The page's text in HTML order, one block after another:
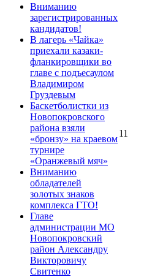
Вниманию
зарегистрированных
кандидатов!
В лагерь «Чайка»
приехали казаки-
фланкировщики во
главе с подъесаулом
Владимиром
Груздевым
Баскетболистки из
Новопокровского
района взяли
«бронзу» на краевом
турнире
«Оранжевый мяч»
Вниманию
обладателей
золотых знаков
комплекса ГТО!
Главе
администрации МО
Новопокровский
район Александру
Викторовичу
Свитенко
11